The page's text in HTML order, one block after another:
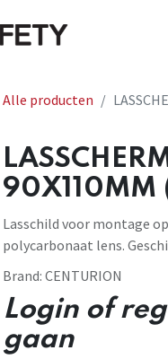
Alle producten
90X110MM
Lasschild voor montage
polycarbonaat lens.
Brand: CENTURION
Login of
gaan